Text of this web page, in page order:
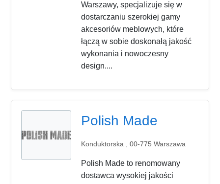
Warszawy, specjalizuje się w
dostarczaniu szerokiej gamy
akcesoriów meblowych, które
łączą w sobie doskonałą jakość
wykonania i nowoczesny
design....
Polish Made
Konduktorska , 00-775 Warszawa
Polish Made to renomowany
dostawca wysokiej jakości